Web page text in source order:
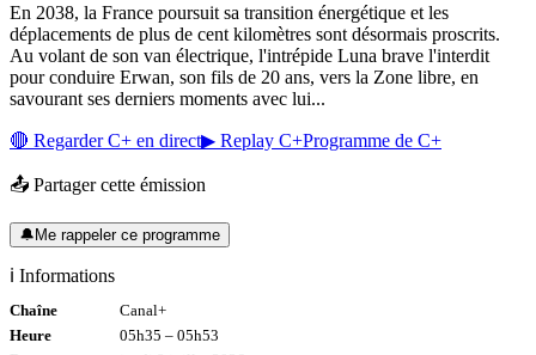
En 2038, la France poursuit sa transition énergétique et les
déplacements de plus de cent kilomètres sont désormais proscrits.
Au volant de son van électrique, l'intrépide Luna brave l'interdit
pour conduire Erwan, son fils de 20 ans, vers la Zone libre, en
savourant ses derniers moments avec lui...
🔴 RegarderC+ en direct▶ Replay C+Programme de C+
📤 Partager cette émission
🔔Me rappeler ce programme
ℹ️ Informations
Chaîne
Canal+
Heure
05h35 – 05h53